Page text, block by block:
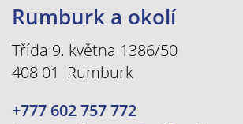
Rumburk a okolí
Třída 9. května 1386/50
408 01 Rumburk
+777 602 757 772